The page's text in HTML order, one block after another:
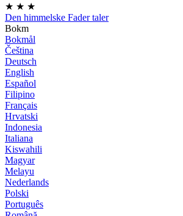
★ ★ ★
Den himmelske Fader taler
Bokm
Bokmål
Čeština
Deutsch
English
Español
Filipino
Français
Hrvatski
Indonesia
Italiana
Kiswahili
Magyar
Melayu
Nederlands
Polski
Português